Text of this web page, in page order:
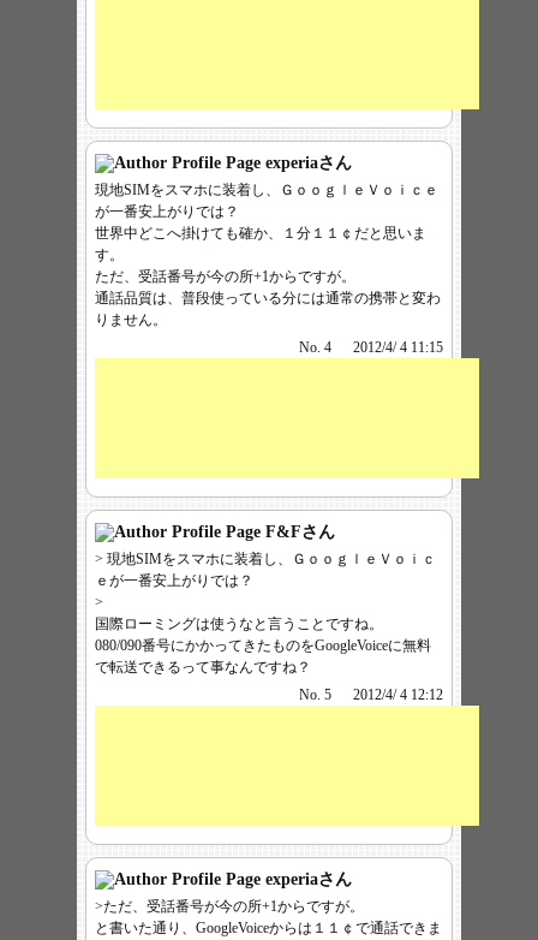
experiaさん
現地SIMをスマホに装着し、ＧｏｏｇｌｅＶｏｉｃｅ
が一番安上がりでは？
世界中どこへ掛けても確か、１分１１￠だと思いま
す。
ただ、受話番号が今の所+1からですが。
通話品質は、普段使っている分には通常の携帯と変わ
りません。
No. 4
2012/4/ 4 11:15
F&Fさん
> 現地SIMをスマホに装着し、ＧｏｏｇｌｅＶｏｉｃ
ｅが一番安上がりでは？
>
国際ローミングは使うなと言うことですね。
080/090番号にかかってきたものをGoogleVoiceに無料
で転送できるって事なんですね？
No. 5
2012/4/ 4 12:12
experiaさん
>ただ、受話番号が今の所+1からですが。
と書いた通り、GoogleVoiceからは１１￠で通話できま